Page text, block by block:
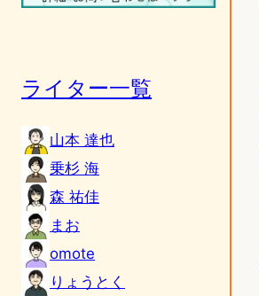
ライター一覧
山本 達也
乗杉 海
森 祐佳
まお
omote
りょうとく